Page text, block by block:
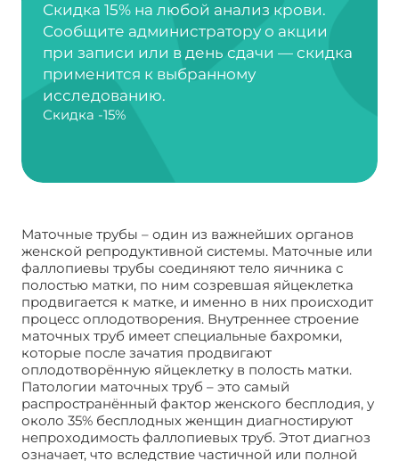
Скидка 15% на любой анализ крови.
Сообщите администратору о акции
при записи или в день сдачи — скидка
применится к выбранному
исследованию.
Скидка -15%
Маточные трубы – один из важнейших органов
женской репродуктивной системы. Маточные или
фаллопиевы трубы соединяют тело яичника с
полостью матки, по ним созревшая яйцеклетка
продвигается к матке, и именно в них происходит
процесс оплодотворения. Внутреннее строение
маточных труб имеет специальные бахромки,
которые после зачатия продвигают
оплодотворённую яйцеклетку в полость матки.
Патологии маточных труб – это самый
распространённый фактор женского бесплодия, у
около 35% бесплодных женщин диагностируют
непроходимость фаллопиевых труб. Этот диагноз
означает, что вследствие частичной или полной